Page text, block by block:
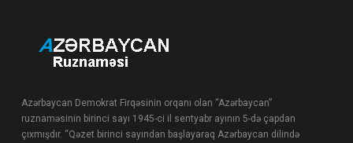
Azərbaycan Demokrat Firqəsinin orqanı olan “Azərbaycan”
ruznaməsinin birinci sayı 1945-ci il sentyabr ayının 5-də çapdan
çıxmışdır. “Qəzet birinci sayından başlayaraq Azərbaycan dilində